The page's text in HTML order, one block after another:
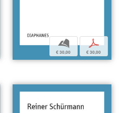
b
€ 30,00
p
€ 30,00